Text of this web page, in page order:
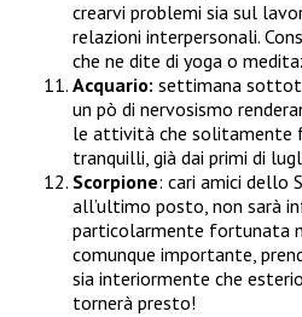
crearvi problemi sia sul
relazioni interpersonali.
che ne dite di yoga o
Acquario: settimana
un pò di nervosismo
le attività che solitamente
tranquilli, già dai primi di
Scorpione: cari amici dello
all’ultimo posto, non sarà
particolarmente fortunata
comunque importante,
sia interiormente che
tornerà presto!